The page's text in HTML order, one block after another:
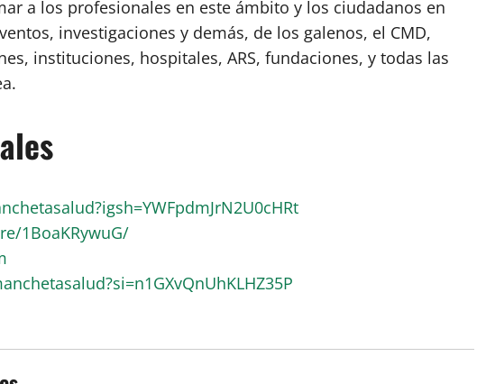
a los profesionales en este ámbito y los ciudadanos en
investigaciones y demás, de los galenos, el CMD,
instituciones, hospitales, ARS, fundaciones, y todas las
1BoaKRywuG/